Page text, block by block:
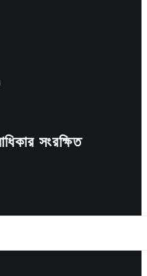
সংরক্ষিত